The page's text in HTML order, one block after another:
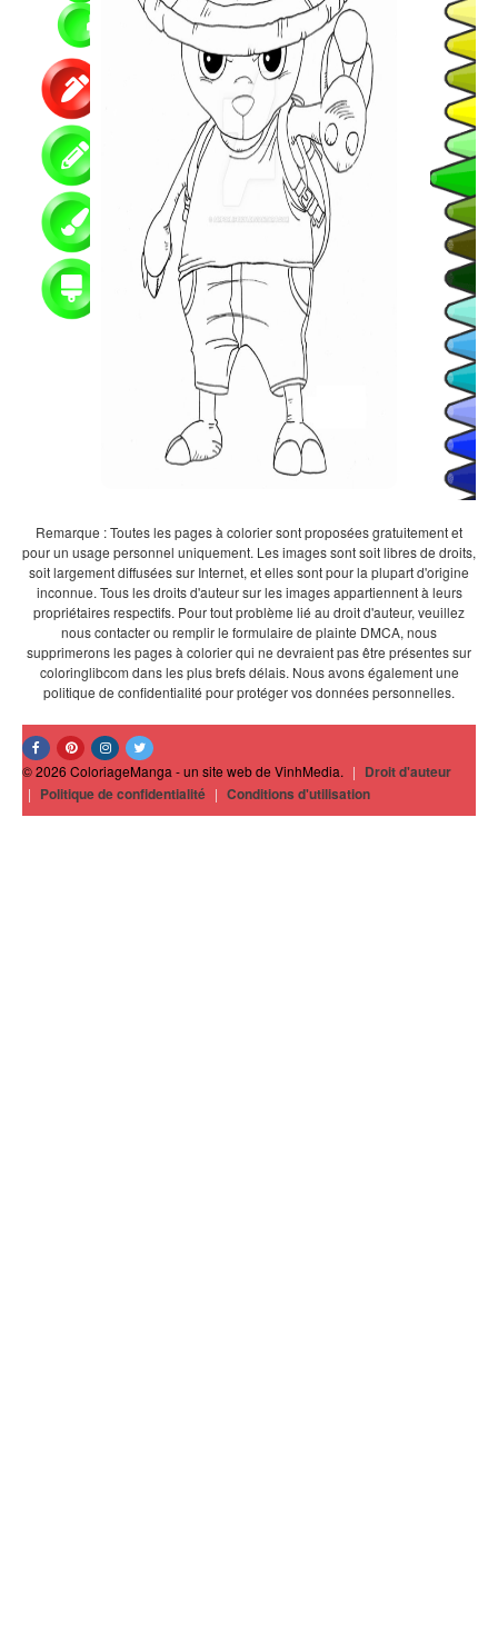
Remarque : Toutes les pages à colorier sont proposées gratuitement et
pour un usage personnel uniquement. Les images sont soit libres de droits,
soit largement diffusées sur Internet, et elles sont pour la plupart d'origine
inconnue. Tous les droits d'auteur sur les images appartiennent à leurs
propriétaires respectifs. Pour tout problème lié au droit d'auteur, veuillez
nous contacter ou remplir le formulaire de plainte DMCA, nous
supprimerons les pages à colorier qui ne devraient pas être présentes sur
coloringlibcom dans les plus brefs délais. Nous avons également une
politique de confidentialité pour protéger vos données personnelles.
© 2026 ColoriageManga - un site web de VinhMedia. | Droit d'auteur
| Politique de confidentialité | Conditions d'utilisation